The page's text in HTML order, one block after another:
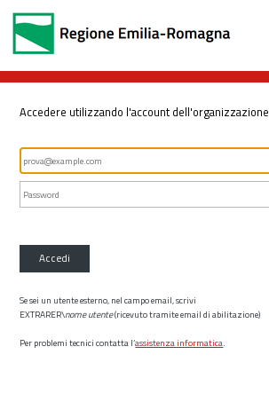
Accedere utilizzando l'account dell'organizzazione
Accedi
Se sei un utente esterno, nel campo email, scrivi
EXTRARER\nome utente(ricevuto tramite email di abilitazione)
Per problemi tecnici contatta l’assistenza informatica.